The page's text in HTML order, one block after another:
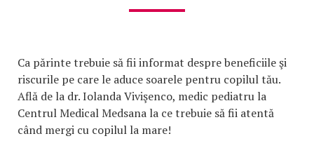
Ca părinte trebuie să fii informat despre beneficiile şi
riscurile pe care le aduce soarele pentru copilul tău.
Află de la dr. Iolanda Vivişenco, medic pediatru la
Centrul Medical Medsana la ce trebuie să fii atentă
când mergi cu copilul la mare!